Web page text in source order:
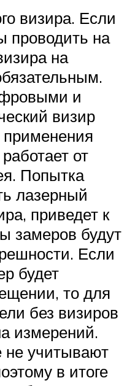
визира. Если
проводить на
на
и
визир
применения
от
Попытка
лазерный
приведет к
замеров будут
Если
будет
то для
без визиров
измерений.
не учитывают
в итоге